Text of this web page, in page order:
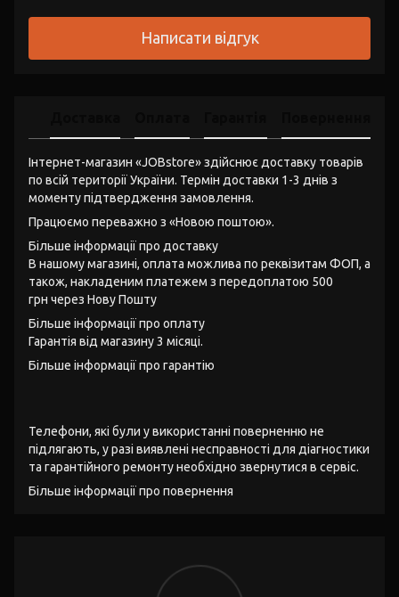
Написати відгук
Інтернет-магазин «JOBstore» здійснює доставку товарів
по всій території України. Термін доставки 1-3 днів з
моменту підтвердження замовлення.
Працюємо переважно з «Новою поштою».
Більше інформації про доставку
В нашому магазині, оплата можлива по реквізитам ФОП, а
також, накладеним платежем з передоплатою 500
грн через Нову Пошту
Більше інформації про оплату
Гарантія від магазину 3 місяці.
Більше інформації про гарантію
Телефони, які були у використанні поверненню не
підлягають, у разі виявлені несправності для діагностики
та гарантійного ремонту необхідно звернутися в сервіс.
Більше інформації про повернення